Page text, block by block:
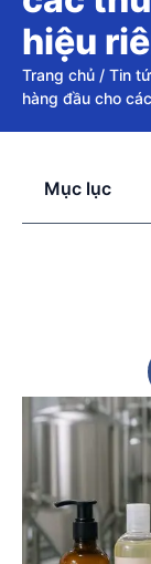
hiệu
Trang chủ / Tin
hàng đầu cho
Mục lục